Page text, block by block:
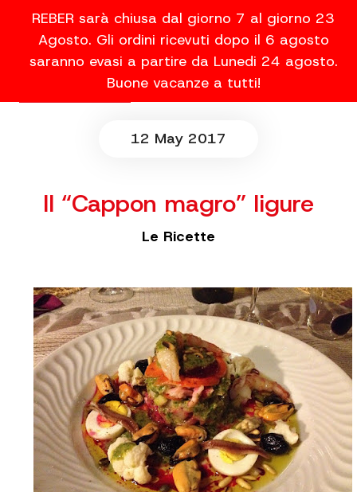
REBER sarà chiusa dal giorno 7 al giorno 23
Agosto. Gli ordini ricevuti dopo il 6 agosto
saranno evasi a partire da Lunedi 24 agosto.
Buone vacanze a tutti!
12 May 2017
Il “Cappon magro” ligure
Le Ricette